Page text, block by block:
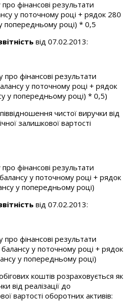
фінансові результати
у поточному році + рядок 280
попередньому році) * 0,5
від 07.02.2013:
про фінансові результати
у поточному році + рядок
у попередньому році) * 0,5)
чистої виручки від
залишкової вартості
фінансові результати
у поточному році + рядок
у попередньому році)
від 07.02.2013:
про фінансові результати
у поточному році + рядок
у попередньому році)
коштів розраховується як
від реалізації до
вартості оборотних активів: